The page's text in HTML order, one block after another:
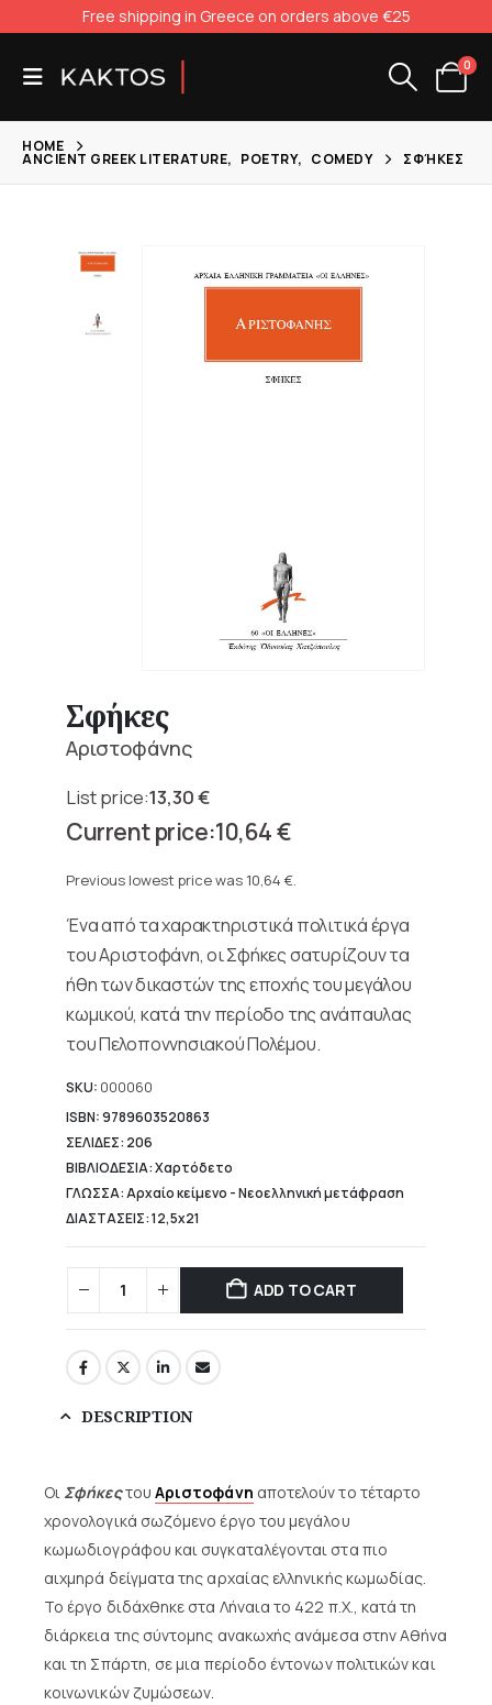
Free shipping in Greece on orders above €25
0
HOME
ANCIENT GREEK LITERATURE, POETRY, COMEDY ΣΦΉΚΕΣ
Σφήκες
Αριστοφάνης
13,30€
Original
price
13,30 €.
10,64€
price
10,64 €.
Previous lowest price was 10,64 €.
Ένα από τα χαρακτηριστικά πολιτικά έργα
του Αριστοφάνη, οι Σφήκες σατυρίζουν τα
ήθη των δικαστών της εποχής του μεγάλου
κωμικού, κατά την περίοδο της ανάπαυλας
του Πελοποννησιακού Πολέμου.
SKU: 000060
ISBN: 9789603520863
ΣΕΛΙΔΕΣ: 206
ΒΙΒΛΙΟΔΕΣΙΑ: Χαρτόδετο
ΓΛΩΣΣΑ: Αρχαίο κείμενο - Νεοελληνική μετάφραση
ΔΙΑΣΤΑΣΕΙΣ: 12,5x21
ADD TO CART
DESCRIPTION
Οι Σφήκεςτου Αριστοφάνη αποτελούν το τέταρτο
χρονολογικά σωζόμενο έργο του μεγάλου
κωμωδιογράφου και συγκαταλέγονται στα πιο
αιχμηρά δείγματα της αρχαίας ελληνικής κωμωδίας.
Το έργο διδάχθηκε στα Λήναια το 422 π.Χ., κατά τη
διάρκεια της σύντομης ανακωχής ανάμεσα στην Αθήνα
και τη Σπάρτη, σε μια περίοδο έντονων πολιτικών και
κοινωνικών ζυμώσεων.